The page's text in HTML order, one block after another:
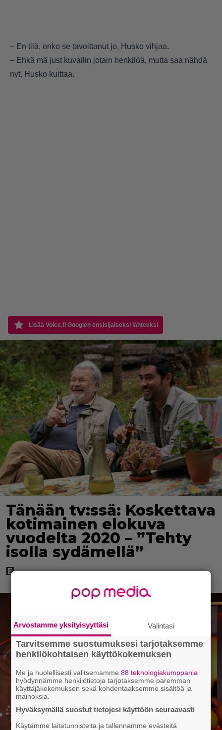
– En tiiä, onko se tavoittanut jo, Husko vihjaa.
– Ehkä mä just kuvailin jotain henkilöä, mutta saa nähdä
nyt, Husko kuittaa.
Lisää Voice.fi Googlen ensisijaiseksi lähteeksi
Tänään tv:ssä: Koskettava
kotimainen elokuva
vuodelta 2020 – ”Tehty
isolla sydämellä”
Arvostamme yksityisyyttäsi Valintasi
Tarvitsemme suostumuksesi tarjotaksemme
henkilökohtaisen käyttökokemuksen
Me ja huolellisesti valitsemamme88 teknologiakumppania
hyödynnämme henkilötietoja tarjotaksemme paremman
käyttäjäkokemuksen sekä kohdentaaksemme sisältöä ja
mainoksia.
Hyväksymällä suostut tietojesi käyttöön seuraavasti
Käytämme laitetunnisteita ja tallennamme evästeitä